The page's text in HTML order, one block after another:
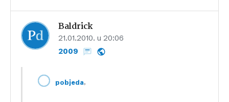
Baldrick
21.01.2010. u 20:06
2009
pobjeda,